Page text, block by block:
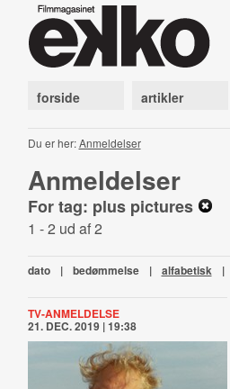
forside artikler
Du er her:Anmeldelser
Anmeldelser
For tag: plus pictures
1 - 2 ud af 2
dato | bedømmelse | alfabetisk |
TV-ANMELDELSE
21. DEC. 2019 | 19:38